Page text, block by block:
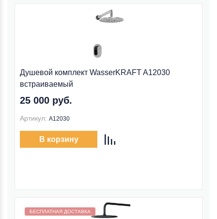
Душевой комплект WasserKRAFT A12030
встраиваемый
25 000 руб.
Артикул: A12030
В корзину
БЕСПЛАТНАЯ ДОСТАВКА